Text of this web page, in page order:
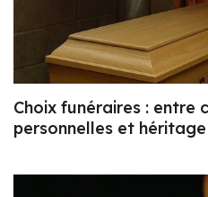
Choix funéraires : entre
personnelles et